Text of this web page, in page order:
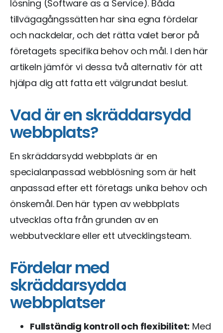
lösning (Software as a Service). Båda
tillvägagångssätten har sina egna fördelar
och nackdelar, och det rätta valet beror på
företagets specifika behov och mål. I den här
artikeln jämför vi dessa två alternativ för att
hjälpa dig att fatta ett välgrundat beslut.
Vad är en skräddarsydd
webbplats?
En skräddarsydd webbplats är en
specialanpassad webblösning som är helt
anpassad efter ett företags unika behov och
önskemål. Den här typen av webbplats
utvecklas ofta från grunden av en
webbutvecklare eller ett utvecklingsteam.
Fördelar med
skräddarsydda
webbplatser
Fullständig kontroll och flexibilitet: Med